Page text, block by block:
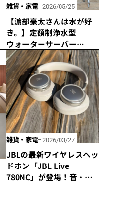
雑貨・家電 2026/05/25
【渡部豪太さんは水が好
き。】定額制浄水型
ウォーターサーバー
every frecious tallを使っ
てみた
雑貨・家電 2026/03/27
JBLの最新ワイヤレスヘッ
ドホン「JBL Live
780NC」が登場！音・装